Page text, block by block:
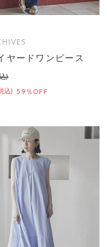
ヤードワンピース
59％OFF